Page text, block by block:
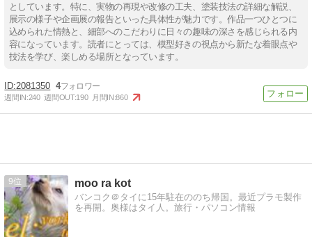
としています。特に、実物の再現や改修の工夫、塗装技法の詳細な解説、
展示の様子や企画展の報告といった具体性が魅力です。作品一つひとつに
込められた情熱と、細部へのこだわりに日々の趣味の深さを感じられる内
容になっています。読者にとっては、模型好きの視点から新たな着眼点や
技法を学び、楽しめる場所となっています。
2081350 4
週間IN:240 週間OUT:190 月間IN:860
9 moo ra kot
バンコク＠タイに15年駐在ののち帰国。最近プラモ製作
を再開。奥様はタイ人。旅行・パソコン情報